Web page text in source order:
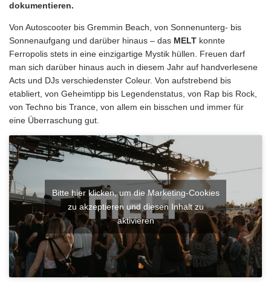
dokumentieren.
Von Autoscooter bis Gremmin Beach, von Sonnenunterg- bis
Sonnenaufgang und darüber hinaus – das MELT konnte
Ferropolis stets in eine einzigartige Mystik hüllen. Freuen darf
man sich darüber hinaus auch in diesem Jahr auf handverlesene
Acts und DJs verschiedenster Coleur. Von aufstrebend bis
etabliert, von Geheimtipp bis Legendenstatus, von Rap bis Rock,
von Techno bis Trance, von allem ein bisschen und immer für
eine Überraschung gut.
Bitte hier klicken, um die Marketing-Cookies
zu akzeptieren und diesen Inhalt zu
aktivieren